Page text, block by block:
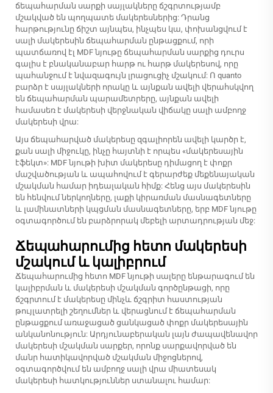
ճեպահարման սարքի սայլակները ճշգրտությամբ
մշակված են պողպատե մակերեսներից: Դրանց
հարթությունը ճիշտ այնպես, ինչպես կա, փոխանցվում է
սալի մակերեսին ճեպահարման ընթացքում, որի
պատճառով էլ MDF նյութը ճեպահարման սարքից դուրս
գալիս է բնականաբար հարթ ու հարթ մակերեսով, որը
պահանջում է նվազագույն լրացուցիչ մշակում: Ո quanto
բարձր է սայլակների որակը և այնքան ավելի վերահսկվող
են ճեպահարման պարամետրերը, այնքան ավելի
համասեռ է մակերեսի վերջնական վիճակը սալի ամբողջ
մակերեսի վրա:
Այս ճեպահարված մակերեսը զգալիորեն ավելի կարծր է,
քան սալի միջուկը, ինչը հայտնի է որպես «մակերեսային
էֆեկտ»: MDF նյութի խիտ մակերեսը դիմացող է փոքր
մաշվածության և ապահովում է գերարժեք մեքենայական
մշակման համար իդեալական հիմք: Հենց այս մակերեսին
են հենվում ներկողները, լաքի կիրառման մասնագետները
և լամինատների կպցման մասնագետները, երբ MDF նյութը
օգտագործում են բարձրորակ մեբելի արտադրության մեջ:
Ճեպահարումից հետո մակերեսի
մշակում և կալիբրում
Ճեպահարումից հետո MDF նյութի սալերը ենթարագում են
կալիբրման և մակերեսի մշակման գործընթացի, որը
ճշգրտում է մակերեսը մինչև ճշգրիտ հաստության
թույլատրելի շեղումներ և վերացնում է ճեպահարման
ընթացքում առաջացած ցանկացած փոքր մակերեսային
անկանոնություն: Արդյունաբերական լայն ժապավենավոր
մակերեսի մշակման սարքեր, որոնք սարքավորված են
մանր հատիկավորված մշակման միջոցներով,
օգտագործվում են ամբողջ սալի վրա միատեսակ
մակերեսի հատկություններ ստանալու համար: